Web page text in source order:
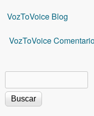
VozToVoice Blog
VozToVoice
Formulario de